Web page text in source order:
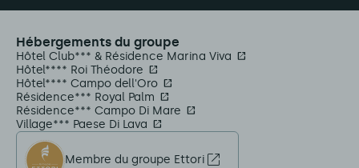
Hébergements du groupe
Hôtel Club*** & Résidence Marina Viva
Hôtel**** Roi Théodore
Hôtel**** Campo dell'Oro
Résidence*** Royal Palm
Résidence*** Campo Di Mare
Village*** Paese Di Lava
Membre du groupe Ettori